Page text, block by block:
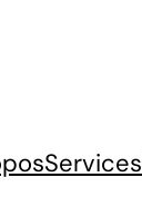
Services